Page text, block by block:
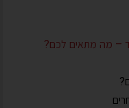
– מה מתאים לכם?